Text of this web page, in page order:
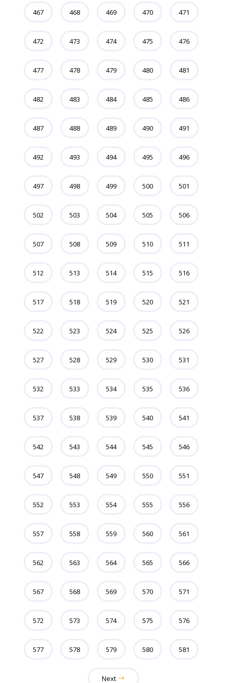
467 468 469 470 471
472 473 474 475 476
477 478 479 480 481
482 483 484 485 486
487 488 489 490 491
492 493 494 495 496
497 498 499 500 501
502 503 504 505 506
507 508 509 510 511
512 513 514 515 516
517 518 519 520 521
522 523 524 525 526
527 528 529 530 531
532 533 534 535 536
537 538 539 540 541
542 543 544 545 546
547 548 549 550 551
552 553 554 555 556
557 558 559 560 561
562 563 564 565 566
567 568 569 570 571
572 573 574 575 576
577 578 579 580 581
Next